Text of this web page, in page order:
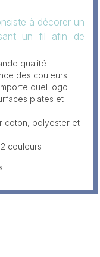
à décorer un
un fil afin de
qualité
des couleurs
quel logo
plates et
coton, polyester et
couleurs